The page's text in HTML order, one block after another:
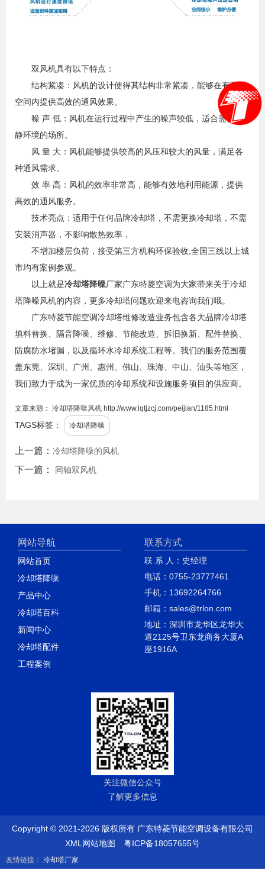
双风机具有以下特点：
结构紧凑：‌风机的设计使得其结构非常紧凑，‌能够在有限的
空间内提供高效的通风效果。‌
噪 声 低：‌风机在运行过程中产生的噪声较低，‌适合需要安
静环境的场所。‌
‌风 量 大：‌风机能够提供较高的风压和较大的风量，‌满足各
种通风需求。‌
效 率 高：‌风机的效率非常高，‌能够有效地利用能源，‌提供
高效的通风服务。‌
技术亮点：适用于任何品牌冷却塔，不需更换冷却塔，不需
安装消声器，不影响散热效率，
不增加楼层负荷，接受第三方机构环保验收;全国三线以上城
市均有案例参观。
以上就是冷却塔降噪厂家广东特菱空调为大家带来关于冷却
塔降噪风机的内容，更多冷却塔问题欢迎来电咨询我们哦。
广东特菱节能空调冷却塔维修改造业务包含各大品牌冷却塔
填料替换、隔音降噪、维修、节能改造、拆旧换新、配件替换、
防腐防水堵漏，以及循环水冷却系统工程等。我们的服务范围覆
盖东莞、深圳、广州、惠州、佛山、珠海、中山、汕头等地区，
我们致力于成为一家优质的冷却系统和设施服务项目的供应商。
文章来源： 冷却塔降噪风机 http://www.lqtjzcj.com/peijian/1185.html
TAGS标签： 冷却塔降噪
上一篇： 冷却塔降噪的风机
下一篇： 同轴双风机
网站导航
网站首页
冷却塔降噪
产品中心
冷却塔百科
新闻中心
冷却塔配件
工程案例
联系方式
联 系 人：史经理
电话：0755-23777461
手机：13692264766
邮箱：sales@trlon.com
地址：深圳市龙华区龙华大
道2125号卫东龙商务大厦A
座1916A
关注微信公众号
了解更多信息
Copyright © 2021-2026 版权所有 广东特菱节能空调设备有限公司
XML网站地图
粤ICP备18057655号
友情链接： 冷却塔厂家